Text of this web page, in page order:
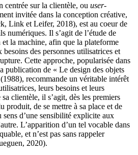
centrée sur la clientèle, ou user-
invitée dans la conception créative,
Link et Leifer, 2018), est au coeur de
numériques. Il s’agit de l’étude de
et la machine, afin que la plateforme
des personnes utilisatrices et
Cette approche, popularisée dans
publication de « Le design des objets
recommande un véritable intérêt
leurs besoins et leurs
clientèle, il s’agit, dès les premiers
produit, de se mettre à sa place et de
sens d’une sensibilité explicite aux
L’apparition d’un tel vocable dans
et n’est pas sans rappeler
2020).